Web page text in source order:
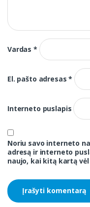
Vardas*
El. pašto adresas*
Interneto puslapis
Noriu savo interneto
adresą ir interneto
naujo, kai kitą kartą